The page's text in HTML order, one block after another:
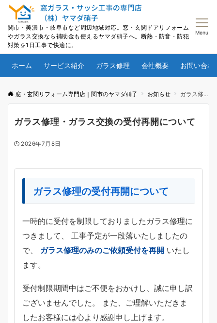
関市・美濃市・岐阜市など周辺地域対応。窓・玄関ドアリフォーム
やガラス交換なら補助金も使えるヤマダ硝子へ。断熱・防音・防犯
対策を1日工事で快適に。
Menu
ホーム サービス紹介 ガラス修理 会社概要 お問い合わ
窓・玄関リフォーム専門店｜関市のヤマダ硝子 お知らせ ガラス修理・ガラス交換の受付再開について
ガラス修理・ガラス交換の受付再開について
2026年7月8日
ガラス修理の受付再開について
一時的に受付を制限しておりましたガラス修理に
つきまして、 工事予定が一段落いたしましたの
で、 ガラス修理のみのご依頼受付を再開 いたし
ます。
受付制限期間中はご不便をおかけし、誠に申し訳
ございませんでした。 また、ご理解いただきま
したお客様には心より感謝申し上げます。